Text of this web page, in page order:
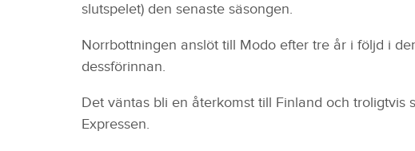
slutspelet) den senaste säsongen.
Norrbottningen anslöt till Modo efter tre år i följd i
dessförinnan.
Det väntas bli en återkomst till Finland och troligtvis
Expressen.